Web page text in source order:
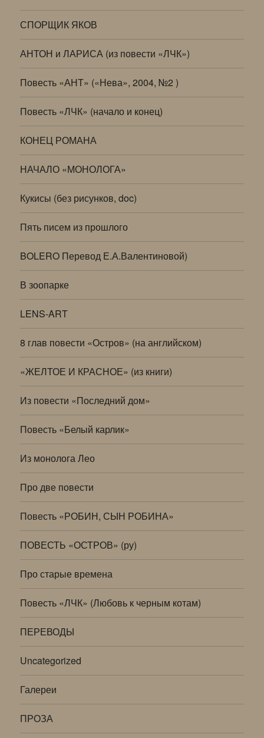
СПОРЩИК ЯКОВ
АНТОН и ЛАРИСА (из повести «ЛЧК»)
Повесть «АНТ» («Нева», 2004, №2 )
Повесть «ЛЧК» (начало и конец)
КОНЕЦ РОМАНА
НАЧАЛО «МОНОЛОГА»
Кукисы (без рисунков, doc)
Пять писем из прошлого
BOLERO Перевод Е.А.Валентиновой)
В зоопарке
LENS-ART
8 глав повести «Остров» (на английском)
«ЖЕЛТОЕ И КРАСНОЕ» (из книги)
Из повести «Последний дом»
Повесть «Белый карлик»
Из монолога Лео
Про две повести
Повесть «РОБИН, СЫН РОБИНА»
ПОВЕСТЬ «ОСТРОВ» (ру)
Про старые времена
Повесть «ЛЧК» (Любовь к черным котам)
ПЕРЕВОДЫ
Uncategorized
Галереи
ПРОЗА